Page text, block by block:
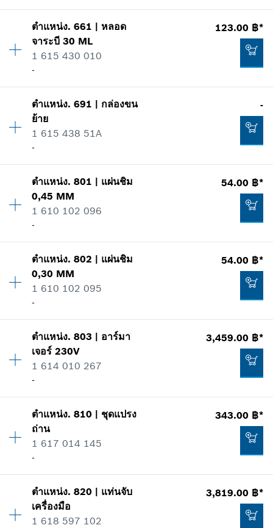
เพิ่มในตะกร้าสินค้า
-
เพิ่มในตะกร้าสินค้า
แสดงในรูป
-
ปริมาณ 4
ราคากลุ่ม :-
ข้อมูลชิ้นส่วนอะไหล่
แสดงในรูป
-
ตำแหน่ง.661 | หลอด
จาระบี 30 ML
1 615 430 010
-
123.00 ฿*
ปริมาณ 1
ราคากลุ่ม
ข้อมูลชิ้นส่วนอะไหล่
แสดงในรูป
123.00 ฿*
ราคาทั้งหมดไม่รวมภาษีมูลค่าเพิ่ม
ตำแหน่ง.691 | กล่องขน
ย้าย
1 615 438 51A
-
-
ราคากลุ่ม:-
ข้อมูลชิ้นส่วนอะไหล่
ตำแหน่ง.801 | แผ่นชิม
0,45 MM
1 610 102 096
-
54.00 ฿*
ปริมาณ 1
ราคากลุ่ม
ข้อมูลชิ้นส่วนอะไหล่
แสดงในรูป
54.00 ฿*
ราคาทั้งหมดไม่รวมภาษีมูลค่าเพิ่ม
ตำแหน่ง.802 | แผ่นชิม
0,30 MM
1 610 102 095
-
54.00 ฿*
ปริมาณ 1
ราคากลุ่ม:
ข้อมูลชิ้นส่วนอะไหล่
แสดงในรูป
54.00 ฿*
*ราคาทั้งหมดไม่รวมภาษีมูลค่าเพิ่ม
ตำแหน่ง.803 | อาร์มา
เจอร์ 230V
1 614 010 267
-
3,459.00 ฿*
ปริมาณ 1
ราคากลุ่ม
ข้อมูลชิ้นส่วนอะไหล่
แสดงในรูป
ตำแหน่ง.810 | ชุดแปรง
ถ่าน
1 617 014 145
-
343.00 ฿*
ปริมาณ 1
ราคากลุ่ม
ข้อมูลชิ้นส่วนอะไหล่
ตำแหน่ง.820 | แท่นจับ
เครื่องมือ
1 618 597 102
3,819.00 ฿*